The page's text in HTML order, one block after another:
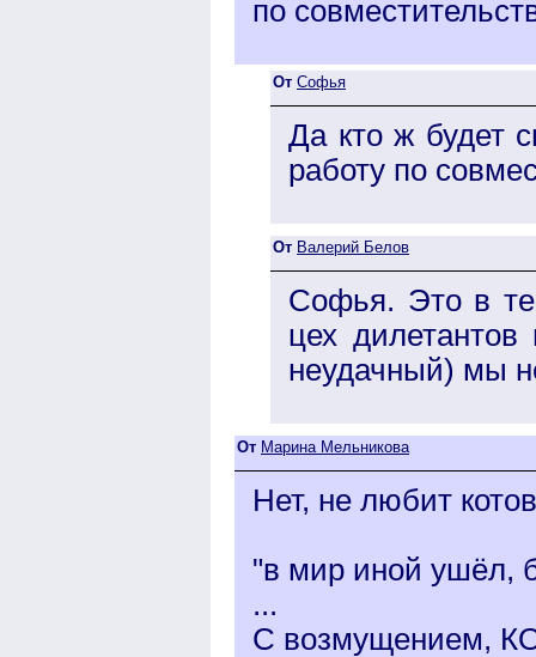
по
От Софья
Да кто ж будет
работу по
От Валерий Белов
Софья. Это в
цех
неудачный) мы
От Марина Мельникова
Нет, не любит
"в мир иной ушёл,
...
С возмущением,